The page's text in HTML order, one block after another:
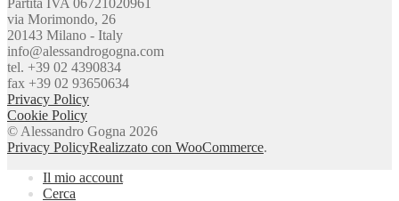
via Morimondo, 26
20143 Milano - Italy
info@alessandrogogna.com
tel. +39 02 4390834
fax +39 02 93650634
Privacy Policy
Cookie Policy
© Alessandro Gogna 2026
Privacy PolicyRealizzato con WooCommerce.
Il mio account
Cerca